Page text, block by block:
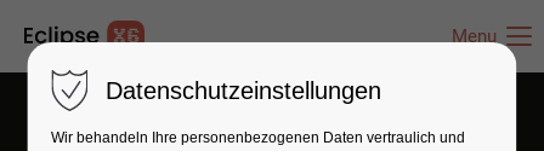
Menu
Datenschutzeinstellungen
Wir behandeln Ihre personenbezogenen Daten vertraulich und